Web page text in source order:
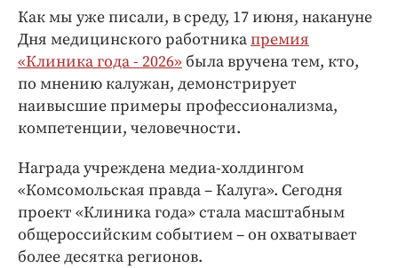
Блоги
Издания
Медиаперсона
Интересное чтиво
Клиника года
Работодатель года
Как мы уже писали, в среду, 17 июня, накануне
Дня медицинского работникапремия
«Клиника года - 2026» была вручена тем, кто,
по мнению калужан, демонстрирует
наивысшие примеры профессионализма,
компетенции, человечности.
Награда учреждена медиа-холдингом
«Комсомольская правда – Калуга». Сегодня
проект «Клиника года» стала масштабным
общероссийским событием – он охватывает
более десятка регионов.